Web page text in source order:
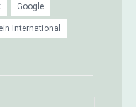
Google
International